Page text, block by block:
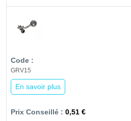
GRV15
En savoir plus
0,51 €